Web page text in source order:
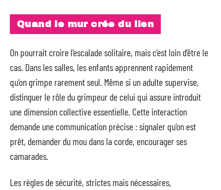
Quand le mur crée du lien
On pourrait croire l’escalade solitaire, mais c’est loin d’être le
cas. Dans les salles, les enfants apprennent rapidement
qu’on grimpe rarement seul. Même si un adulte supervise,
distinguer le rôle du grimpeur de celui qui assure introduit
une dimension collective essentielle. Cette interaction
demande une communication précise : signaler qu’on est
prêt, demander du mou dans la corde, encourager ses
camarades.
Les règles de sécurité, strictes mais nécessaires,